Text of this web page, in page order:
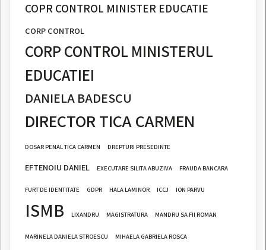
COPR CONTROL MINISTER EDUCATIE
CORP CONTROL
CORP CONTROL MINISTERUL
EDUCATIEI
DANIELA BADESCU
DIRECTOR TICA CARMEN
DOSAR PENAL TICA CARMEN DREPTURI PRESEDINTE
EFTENOIU DANIEL EXECUTARE SILITA ABUZIVA FRAUDA BANCARA
FURT DE IDENTITATE GDPR HALA LAMINOR ICCJ ION PARVU
ISMB LIXANDRU MAGISTRATURA MANDRU SA FII ROMAN
MARINELA DANIELA STROESCU MIHAELA GABRIELA ROSCA